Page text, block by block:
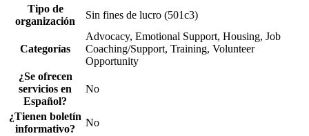
Tipo de
organización
Sin fines de lucro (501c3)
Categorías
Advocacy, Emotional Support, Housing, Job
Coaching/Support, Training, Volunteer
Opportunity
¿Se ofrecen
servicios en
Español?
No
¿Tienen boletín
informativo?
No